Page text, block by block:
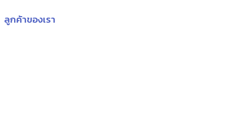
ลูกค้าของเรา